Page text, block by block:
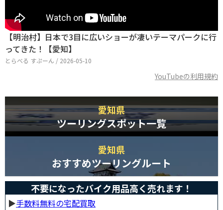
【明治村】日本で3目に広いショーが凄いテーマパークに行
ってきた！【愛知】
とらべる すぷーん / 2026-05-10
YouTubeの利用規約
愛知県
ツーリングスポット一覧
愛知県
おすすめツーリングルート
不要になったバイク用品高く売れます！
▶︎手数料無料の宅配買取